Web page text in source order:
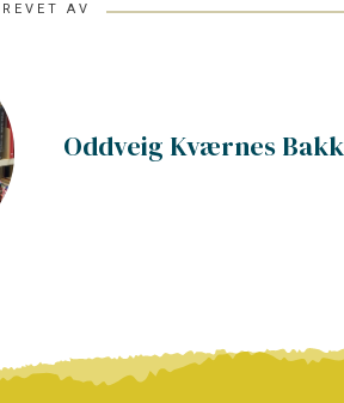
AV
Oddveig Kværnes